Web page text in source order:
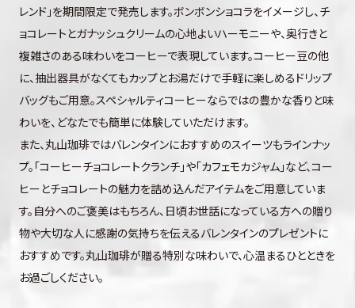
レンド」を期間限定で発売します。ボンボンショコラをイメージし、チ
ョコレートとガナッシュクリームの心地よいハーモニーや、奥行きと
複雑さのある味わいをコーヒーで表現しています。コーヒー豆の他
に、抽出器具がなくてもカップとお湯だけで手軽に楽しめるドリップ
バッグもご用意。スペシャルティコーヒーならではの豊かな香りと味
わいを、どなたでも簡単に体験していただけます。
また、丸山珈琲ではバレンタインにおすすめのスイーツもラインナッ
プ。「コーヒーチョコレートクランチ」や「カフェモカジャム」など、コー
ヒーとチョコレートの魅力を詰め込んだアイテムをご用意していま
す。自分へのご褒美はもちろん、日頃お世話になっている方への贈り
物や大切な人に感謝の気持ちを伝えるバレンタインのプレゼントに
おすすめです。丸山珈琲が贈る特別な味わいで、心温まるひとときを
お過ごしください。